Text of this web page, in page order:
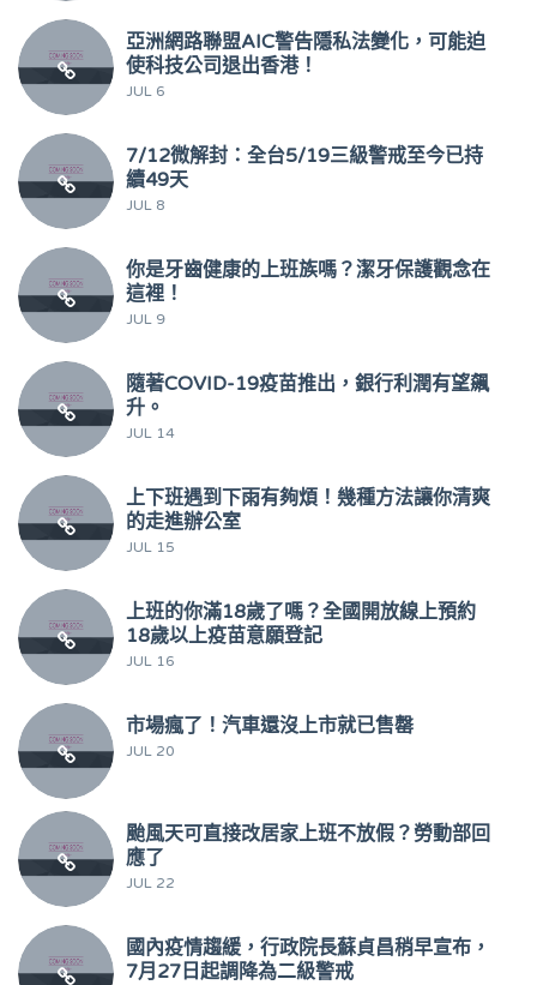
亞洲網路聯盟AIC警告隱私法變化，可能迫
使科技公司退出香港！
JUL 6
7/12微解封：全台5/19三級警戒至今已持
續49天
JUL 8
你是牙齒健康的上班族嗎？潔牙保護觀念在
這裡！
JUL 9
隨著COVID-19疫苗推出，銀行利潤有望飆
升。
JUL 14
上下班遇到下雨有夠煩！幾種方法讓你清爽
的走進辦公室
JUL 15
上班的你滿18歲了嗎？全國開放線上預約
18歲以上疫苗意願登記
JUL 16
市場瘋了！汽車還沒上市就已售罄
JUL 20
颱風天可直接改居家上班不放假？勞動部回
應了
JUL 22
國內疫情趨緩，行政院長蘇貞昌稍早宣布，
7月27日起調降為二級警戒